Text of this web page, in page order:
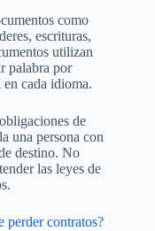
como
escrituras,
utilizan
palabra por
cada idioma.
de
una persona con
destino. No
las leyes de
perder contratos?